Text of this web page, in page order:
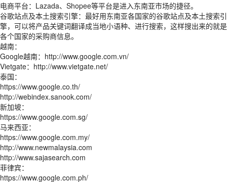
电商平台：Lazada、Shopee等平台是进入东南亚市场的捷径。
谷歌站点及本土搜索引擎：最好用东南亚各国家的谷歌站点及本土搜索引
擎，可以将产品关键词翻译成当地小语种、进行搜索，这样搜出来的就是
各个国家的采购商信息。
越南：
Google越南：http://www.google.com.vn/
Vietgate：http://www.vietgate.net/
泰国：
https://www.google.co.th/
http://webindex.sanook.com/
新加坡：
https://www.google.com.sg/
马来西亚：
https://www.google.com.my/
http://www.newmalaysia.com
http://www.sajasearch.com
菲律宾：
https://www.google.com.ph/